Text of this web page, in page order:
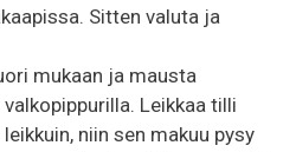
Sitten valuta ja
mukaan ja mausta
Leikkaa tilli
niin sen makuu pysy